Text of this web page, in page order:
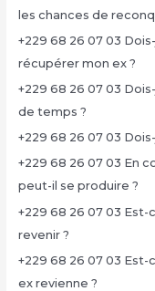
les chances de
+229 68 26 07 03
récupérer mon ex ?
+229 68 26 07 03
de temps ?
+229 68 26 07 03
+229 68 26 07 03 En
peut-il se produire ?
+229 68 26 07 03 Est-
revenir ?
+229 68 26 07 03 Est-
ex revienne ?